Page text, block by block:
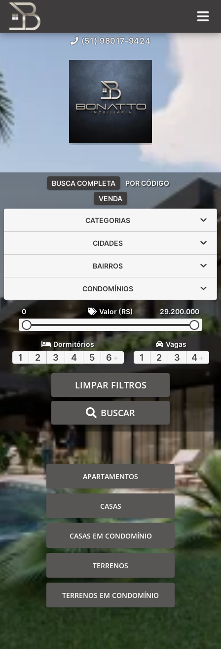
(51) 98017-9424
VENDA
BUSCA COMPLETA POR CÓDIGO
CATEGORIAS
CIDADES
BAIRROS
CONDOMÍNIOS
0 Valor (R$) 29.200.000
Dormitórios
1 2 3 4 5 6 +
Vagas
1 2 3 4 +
LIMPAR FILTROS
BUSCAR
APARTAMENTOS
CASAS
CASAS EM CONDOMÍNIO
TERRENOS
TERRENOS EM CONDOMÍNIO